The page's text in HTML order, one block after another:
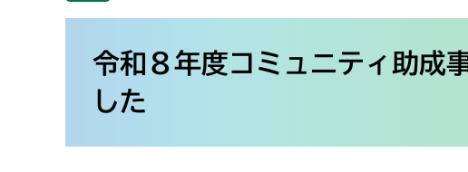
令和８年度コミュニティ助成
した